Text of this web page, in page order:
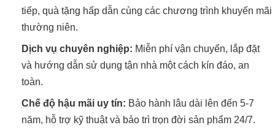
tiếp, quà tặng hấp dẫn cùng các chương trình khuyến mãi
thường niên.
Dịch vụ chuyên nghiệp: Miễn phí vận chuyển, lắp đặt
và hướng dẫn sử dụng tận nhà một cách kín đáo, an
toàn.
Chế độ hậu mãi uy tín: Bảo hành lâu dài lên đến 5-7
năm, hỗ trợ kỹ thuật và bảo trì trọn đời sản phẩm 24/7.